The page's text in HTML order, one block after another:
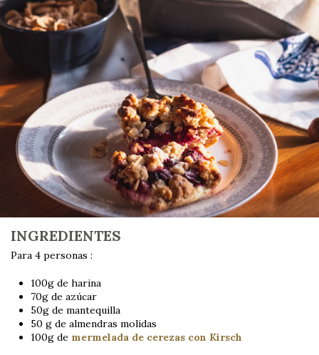
INGREDIENTES
Para 4 personas :
100g de harina
70g de azúcar
50g de mantequilla
50 g de almendras molidas
100g de mermelada de cerezas con Kirsch